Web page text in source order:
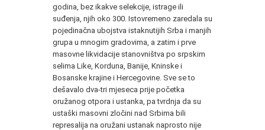
godina, bez ikakve selekcije, istrage ili
suđenja, njih oko 300. Istovremeno zaredala su
pojedinačna ubojstva istaknutijih Srba i manjih
grupa u mnogim gradovima, a zatim i prve
masovne likvidacije stanovništva po srpskim
selima Like, Korduna, Banije, Kninske i
Bosanske krajine i Hercegovine. Sve se to
dešavalo dva-tri mjeseca prije početka
oružanog otpora i ustanka, pa tvrdnja da su
ustaški masovni zločini nad Srbima bili
represalija na oružani ustanak naprosto nije